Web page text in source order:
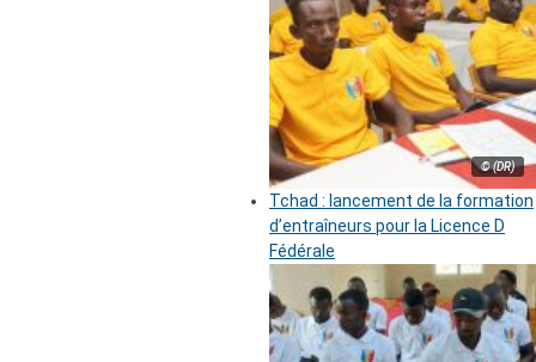
© (DR)
Tchad : lancement de la formation
d’entraîneurs pour la Licence D
Fédérale